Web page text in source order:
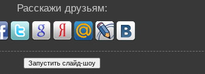
Расскажи друзьям: